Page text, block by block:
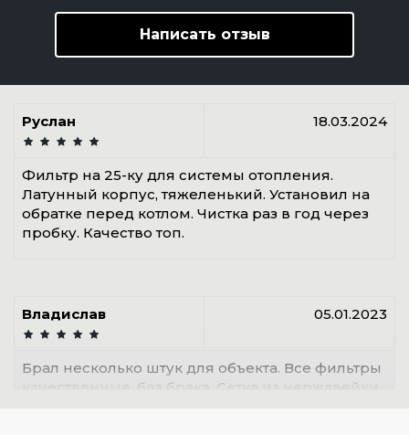
Написать отзыв
Руслан 18.03.2024
Фильтр на 25-ку для системы отопления.
Латунный корпус, тяжеленький. Установил на
обратке перед котлом. Чистка раз в год через
пробку. Качество топ.
Владислав 05.01.2023
Брал несколько штук для объекта. Все фильтры
качественные, без брака. Сетка из нержавейки,